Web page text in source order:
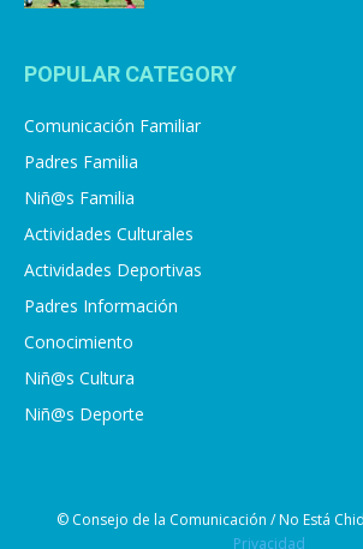
POPULAR CATEGORY
Comunicación Familiar
Padres Familia
Niñ@s Familia
Actividades Culturales
Actividades Deportivas
Padres Información
Conocimiento
Niñ@s Cultura
Niñ@s Deporte
© Consejo de la Comunicación / No Está
Privacidad